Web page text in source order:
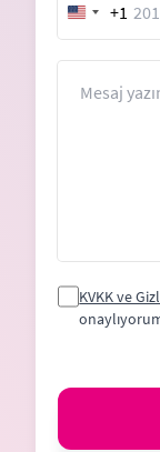
United
States
+1
KVKK ve